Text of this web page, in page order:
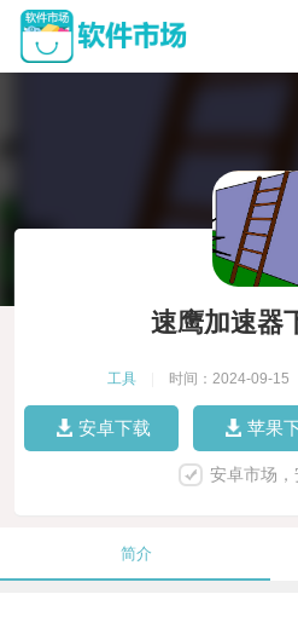
速鹰加速器
工具 时间：2024-09-15
安卓下载 苹果
安卓市场
简介